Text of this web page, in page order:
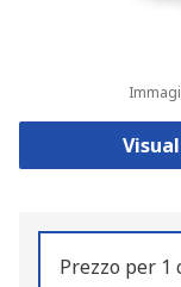
Prezzo per 1